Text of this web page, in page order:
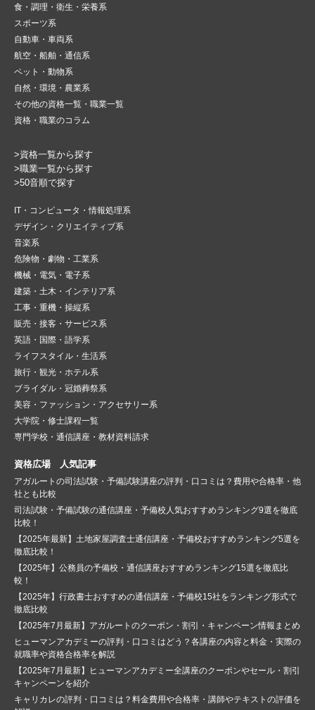
食・調理・衛生・栄養系
スポーツ系
自動車・車両系
航空・船舶・通信系
ペット・動物系
自然・環境・農業系
その他の資格一覧・職業一覧
資格・職業のコラム
>資格一覧から探す
>職業一覧から探す
>50音順で探す
IT・コンピュータ・情報処理系
デザイン・クリエイティブ系
音楽系
危険物・劇物・工業系
機械・電気・電子系
建築・土木・インテリア系
工事・重機・操縦系
販売・接客・サービス系
英語・国際・語学系
ライフスタイル・生活系
旅行・観光・ホテル系
ブライダル・冠婚葬祭系
美容・ファッション・アクセサリー系
大学院・修士課程一覧
専門学校・通信講座・教材資料請求
資格広場 人気記事
アガルートの司法試験・予備試験講座の評判・口コミは？費用や合格率・他
社とも比較
司法試験・予備試験の通信講座・予備校人気おすすめランキング9選を徹底
比較！
【2025年最新】土地家屋調査士通信講座・予備校おすすめランキング5選を
徹底比較！
【2025年】公務員の予備校・通信講座おすすめランキング15選を徹底比
較！
【2025年】行政書士おすすめの通信講座・予備校15社をランキング形式で
徹底比較
【2025年7月最新】アガルートのクーポン・割引・キャンペーン情報まとめ
ヒューマンアカデミーの評判・口コミはどう？各講座の内容と料金・実際の
就職率や資格合格率を解説
【2025年7月最新】ヒューマンアカデミー全講座のクーポンやセール・割引
キャンペーンを紹介
キャリカレの評判・口コミは？料金費用や合格率・講師やテキストの評価を